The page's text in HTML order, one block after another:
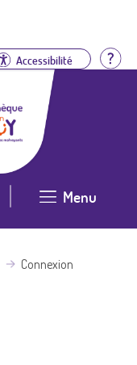
Accessibilité
Menu
Connexion